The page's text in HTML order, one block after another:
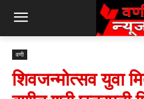
वणी
शिवजन्मोत्सव युवा